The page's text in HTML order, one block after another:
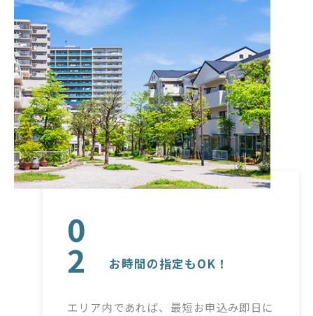
0
2 お時間の指定もOK！
エリア内であれば、最短お申込み即日に